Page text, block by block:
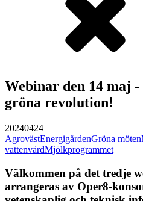
Webinar den 14 maj
gröna revolution!
20240424
AgrovästEnergigårdenGröna möten
vattenvårdMjölkprogrammet
Välkommen på det tredje
arrangeras av Oper8-